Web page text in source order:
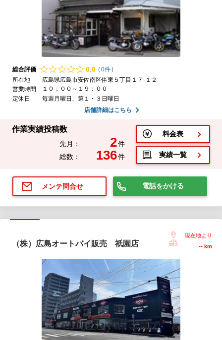
総合評価 0.0 (0件)
所在地
広島県広島市安佐南区伴東５丁目１７-１２
営業時間
１０：００～１９：００
定休日
毎週月曜日、第１・３日曜日
店舗詳細はこちら
作業実績投稿数
先月： 2件
総数：
136件
料金表
実績一覧
メンテ問合せ 電話をかける
（株）広島オートバイ販売 祇園店
現在地より
-- km